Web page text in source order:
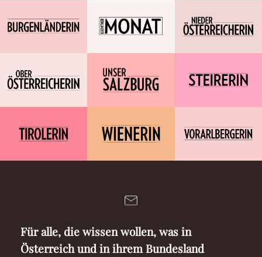
Für alle, die wissen wollen, was in
Österreich und in ihrem Bundesland